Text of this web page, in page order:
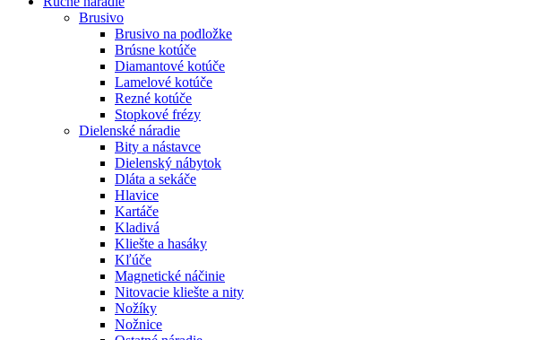
Brusivo
Brusivo na podložke
Brúsne kotúče
Diamantové kotúče
Lamelové kotúče
Rezné kotúče
Stopkové frézy
Dielenské náradie
Bity a nástavce
Dielenský nábytok
Dláta a sekáče
Hlavice
Kartáče
Kladivá
Kliešte a hasáky
Kľúče
Magnetické náčinie
Nitovacie kliešte a nity
Nožíky
Nožnice